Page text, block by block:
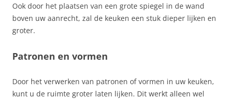
Ook door het plaatsen van een grote spiegel in de wand
boven uw aanrecht, zal de keuken een stuk dieper lijken en
groter.
Patronen en vormen
Door het verwerken van patronen of vormen in uw keuken,
kunt u de ruimte groter laten lijken. Dit werkt alleen wel